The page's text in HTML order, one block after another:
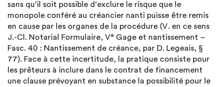
sans qu’il soit possible d’exclure le risque que le
monopole conféré au créancier nanti puisse être remis
en cause par les organes de la procédure (V. en ce sens
J.-Cl. Notarial Formulaire, V° Gage et nantissement –
Fasc. 40 : Nantissement de créance, par D. Legeais, §
77). Face à cette incertitude, la pratique consiste pour
les prêteurs à inclure dans le contrat de financement
une clause prévoyant en substance la possibilité pour le